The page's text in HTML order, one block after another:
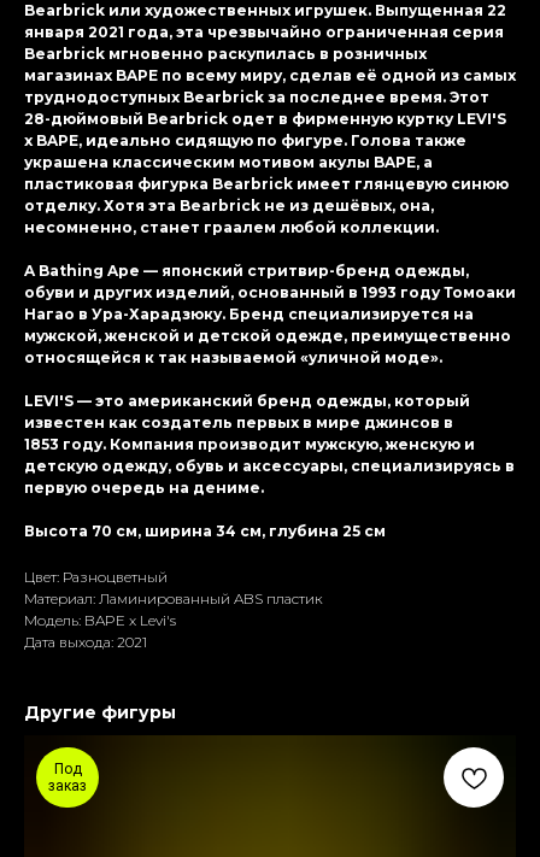
Bearbrick или художественных игрушек. Выпущенная 22
января 2021 года, эта чрезвычайно ограниченная серия
Bearbrick мгновенно раскупилась в розничных
магазинах BAPE по всему миру, сделав её одной из самых
труднодоступных Bearbrick за последнее время. Этот
28-дюймовый Bearbrick одет в фирменную куртку LEVI'S
x BAPE, идеально сидящую по фигуре. Голова также
украшена классическим мотивом акулы BAPE, а
пластиковая фигурка Bearbrick имеет глянцевую синюю
отделку. Хотя эта Bearbrick не из дешёвых, она,
несомненно, станет граалем любой коллекции.
A Bathing Ape — японский стритвир-бренд одежды,
обуви и других изделий, основанный в 1993 году Томоаки
Нагао в Ура-Харадзюку. Бренд специализируется на
мужской, женской и детской одежде, преимущественно
относящейся к так называемой «уличной моде».
LEVI'S — это американский бренд одежды, который
известен как создатель первых в мире джинсов в
1853 году. Компания производит мужскую, женскую и
детскую одежду, обувь и аксессуары, специализируясь в
первую очередь на дениме.
Высота 70 см, ширина 34 см, глубина 25 см
Цвет: Разноцветный
Материал: Ламиниpoванный ABS пластик
Модель: BAPE x Levi's
Дата выхода: 2021
Другие фигуры
Под
заказ